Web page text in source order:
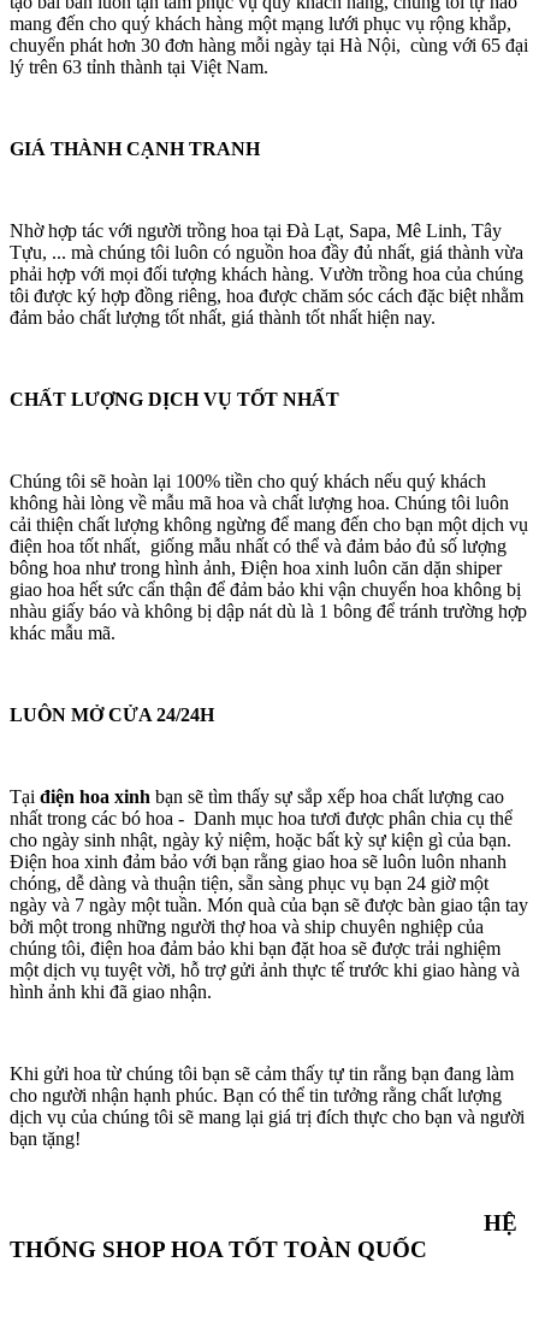
mang đến cho quý khách hàng một mạng lưới phục vụ rộng khắp,
chuyển phát hơn 30 đơn hàng mỗi ngày tại Hà Nội, cùng với 65 đại
lý trên 63 tỉnh thành tại Việt Nam.
GIÁ THÀNH CẠNH TRANH
Nhờ hợp tác với người trồng hoa tại Đà Lạt, Sapa, Mê Linh, Tây
Tựu, ... mà chúng tôi luôn có nguồn hoa đầy đủ nhất, giá thành vừa
phải hợp với mọi đối tượng khách hàng. Vườn trồng hoa của chúng
tôi được ký hợp đồng riêng, hoa được chăm sóc cách đặc biệt nhằm
đảm bảo chất lượng tốt nhất, giá thành tốt nhất hiện nay.
CHẤT LƯỢNG DỊCH VỤ TỐT NHẤT
Chúng tôi sẽ hoàn lại 100% tiền cho quý khách nếu quý khách
không hài lòng về mẫu mã hoa và chất lượng hoa. Chúng tôi luôn
cải thiện chất lượng không ngừng để mang đến cho bạn một dịch vụ
điện hoa tốt nhất, giống mẫu nhất có thể và đảm bảo đủ số lượng
bông hoa như trong hình ảnh, Điện hoa xinh luôn căn dặn shiper
giao hoa hết sức cẩn thận để đảm bảo khi vận chuyển hoa không bị
nhàu giấy báo và không bị dập nát dù là 1 bông để tránh trường hợp
khác mẫu mã.
LUÔN MỞ CỬA 24/24H
Tại điện hoa xinh bạn sẽ tìm thấy sự sắp xếp hoa chất lượng cao
nhất trong các bó hoa - Danh mục hoa tươi được phân chia cụ thể
cho ngày sinh nhật, ngày kỷ niệm, hoặc bất kỳ sự kiện gì của bạn.
Điện hoa xinh đảm bảo với bạn rằng giao hoa sẽ luôn luôn nhanh
chóng, dễ dàng và thuận tiện, sẵn sàng phục vụ bạn 24 giờ một
ngày và 7 ngày một tuần. Món quà của bạn sẽ được bàn giao tận tay
bởi một trong những người thợ hoa và ship chuyên nghiệp của
chúng tôi, điện hoa đảm bảo khi bạn đặt hoa sẽ được trải nghiệm
một dịch vụ tuyệt vời, hỗ trợ gửi ảnh thực tế trước khi giao hàng và
hình ảnh khi đã giao nhận.
Khi gửi hoa từ chúng tôi bạn sẽ cảm thấy tự tin rằng bạn đang làm
cho người nhận hạnh phúc. Bạn có thể tin tưởng rằng chất lượng
dịch vụ của chúng tôi sẽ mang lại giá trị đích thực cho bạn và người
bạn tặng!
HỆ
THỐNG SHOP HOA TỐT TOÀN QUỐC